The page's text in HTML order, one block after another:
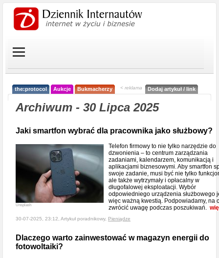
the:protocol Aukcje Bukmacherzy < reklama Dodaj artykuł / link
Archiwum - 30 Lipca 2025
Jaki smartfon wybrać dla pracownika jako służbowy?
Unsplash
Telefon firmowy to nie tylko narzędzie do
dzwonienia – to centrum zarządzania
zadaniami, kalendarzem, komunikacją i
aplikacjami biznesowymi. Aby smartfon
swoje zadanie, musi być nie tylko
ale także wytrzymały i opłacalny w
długofalowej eksploatacji. Wybór
odpowiedniego urządzenia służbowego
więc ważną kwestią. Podpowiadamy, na
zwrócić uwagę podczas poszukiwań.
30-07-2025, 23:12, Artykuł poradnikowy, Pieniądze
Dlaczego warto zainwestować w magazyn energii do
fotowoltaiki?